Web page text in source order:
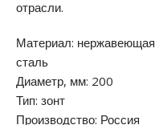
отрасли.
Материал: нержавеющая
сталь
Диаметр, мм: 200
Тип: зонт
Производство: Россия